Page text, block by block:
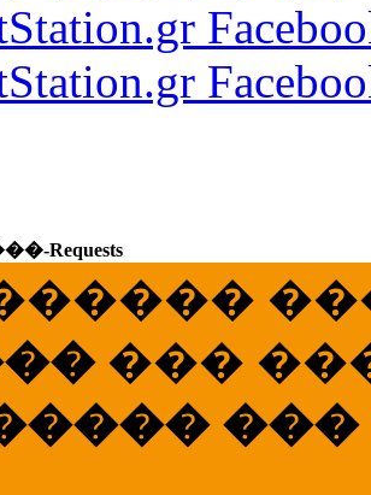
Requests
���
���